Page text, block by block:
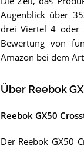
Augenblick über
drei Viertel 4 oder
Bewertung von
Amazon bei dem
Über Reebok
Reebok GX50
Der Reebok GX50